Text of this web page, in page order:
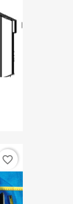
favorite_border